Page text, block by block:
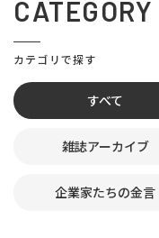
CATEGORY
カテゴリで探す
すべて
雑誌アーカイブ
企業家たちの金言